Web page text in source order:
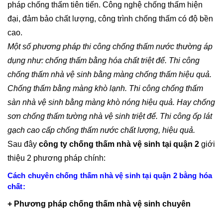
pháp chống thấm tiên tiến. Công nghệ chống thấm hiện
đại, đảm bảo chất lượng, công trình chống thấm có độ bền
cao.
Một số phương pháp thi công chống thấm nước thường áp
dụng như: chống thấm bằng hóa chất triệt để. Thi công
chống thấm nhà vệ sinh bằng màng chống thấm hiệu quả.
Chống thấm bằng màng khò lạnh. Thi công chống thấm
sàn nhà vệ sinh bằng màng khò nóng hiệu quả. Hay chống
sơn chống thấm tường nhà vệ sinh triệt để. Thi công ốp lát
gạch cao cấp chống thấm nước chất lượng, hiệu quả.
Sau đây công ty chống thấm nhà vệ sinh tại quận 2 giới
thiệu 2 phương pháp chính:
Cách chuyên chống thấm nhà vệ sinh tại quận 2 bằng hóa
chất:
+ Phương pháp chống thấm nhà vệ sinh chuyên